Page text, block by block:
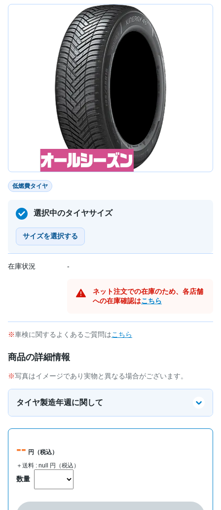
低燃費タイヤ
選択中のタイヤサイズ
サイズを選択する
在庫状況 -
ネット注文での在庫のため、各店舗
への在庫確認はこちら
車検に関するよくあるご質問はこちら
商品の詳細情報
写真はイメージであり実物と異なる場合がございます。
タイヤ製造年週に関して
-- 円（税込）
＋送料 : null 円（税込）
数量